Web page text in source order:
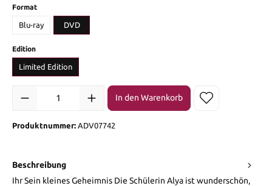
Formatauswählen
Blu-ray DVD
Editionauswählen
Limited Edition
Produkt Anzahl: Gib den gewünschten Wert ein oder benutze die
In den Warenkorb
Produktnummer: ADV07742
Beschreibung
Ihr Sein kleines Geheimnis Die Schülerin Alya ist wunderschön,